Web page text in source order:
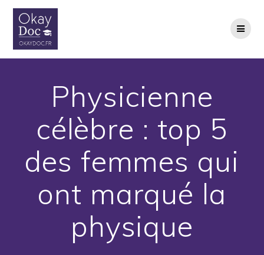
Physicienne
célèbre : top 5
des femmes qui
ont marqué la
physique